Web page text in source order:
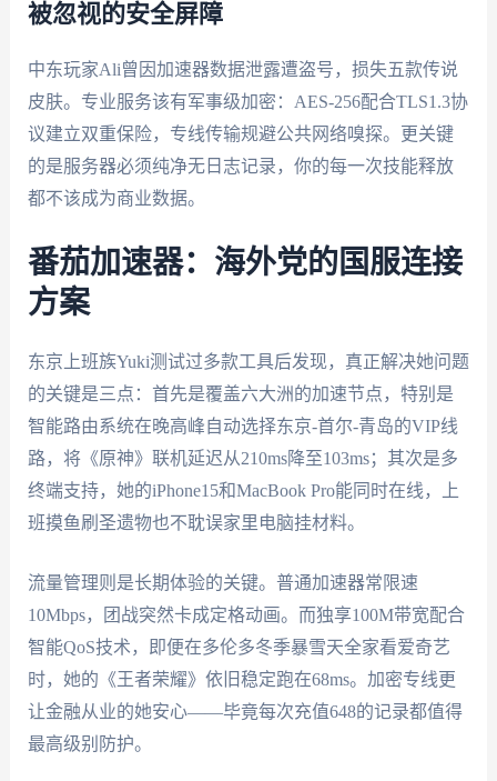
被忽视的安全屏障
中东玩家Ali曾因加速器数据泄露遭盗号，损失五款传说
皮肤。专业服务该有军事级加密：AES-256配合TLS1.3协
议建立双重保险，专线传输规避公共网络嗅探。更关键
的是服务器必须纯净无日志记录，你的每一次技能释放
都不该成为商业数据。
番茄加速器：海外党的国服连接
方案
东京上班族Yuki测试过多款工具后发现，真正解决她问题
的关键是三点：首先是覆盖六大洲的加速节点，特别是
智能路由系统在晚高峰自动选择东京-首尔-青岛的VIP线
路，将《原神》联机延迟从210ms降至103ms；其次是多
终端支持，她的iPhone15和MacBook Pro能同时在线，上
班摸鱼刷圣遗物也不耽误家里电脑挂材料。
流量管理则是长期体验的关键。普通加速器常限速
10Mbps，团战突然卡成定格动画。而独享100M带宽配合
智能QoS技术，即便在多伦多冬季暴雪天全家看爱奇艺
时，她的《王者荣耀》依旧稳定跑在68ms。加密专线更
让金融从业的她安心——毕竟每次充值648的记录都值得
最高级别防护。